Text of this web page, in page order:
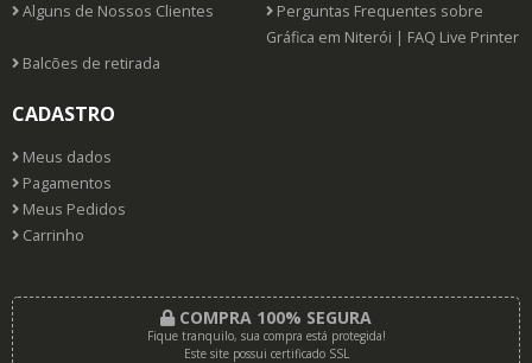
Alguns de Nossos Clientes
Perguntas Frequentes sobre
Gráfica em Niterói | FAQ Live Printer
Balcões de retirada
CADASTRO
Meus dados
Pagamentos
Meus Pedidos
Carrinho
COMPRA 100% SEGURA
Fique tranquilo, sua compra está protegida!
Este site possui certificado SSL